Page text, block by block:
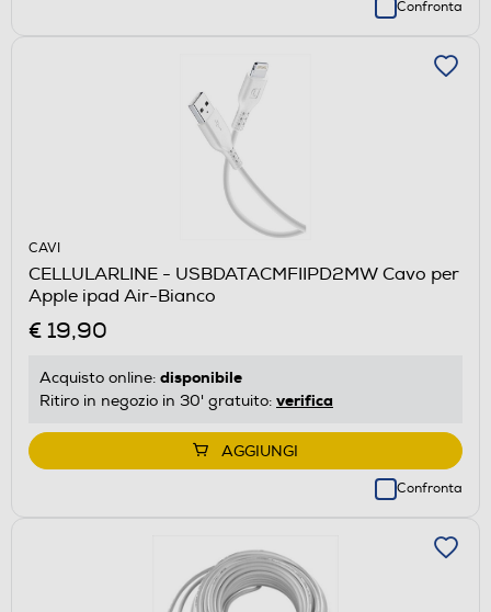
Confronta
CAVI
CELLULARLINE - USBDATACMFIIPD2MW Cavo per
Apple ipad Air-Bianco
€ 19,90
Acquisto online: disponibile
Ritiro in negozio in 30' gratuito: verifica
AGGIUNGI
Confronta